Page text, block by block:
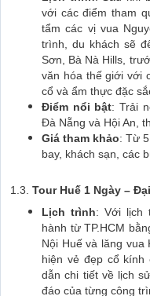
với các điểm tham
tẩm các vị vua
trình, du khách sẽ
Sơn, Bà Nà Hills,
văn hóa thế giới với
cổ và ẩm thực đặc
Điểm nổi bật: Trải
Đà Nẵng và Hội An,
Giá tham khảo: Từ
bay, khách sạn, các
1.3. Tour Huế 1 Ngày –
Lịch trình: Với lịch
hành từ TP.HCM
Nội Huế và lăng
hiện vẻ đẹp cổ
dẫn chi tiết về lịch
đáo của từng công